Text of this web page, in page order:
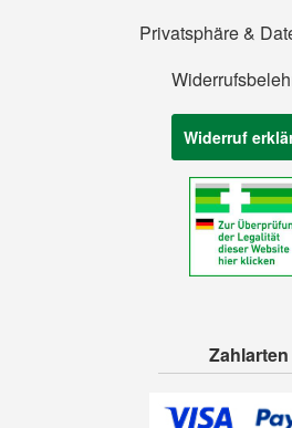
Privatsphäre &
Widerruf
Zahlarten